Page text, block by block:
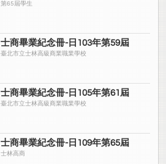
第65屆學生
士商畢業紀念冊-日103年第59屆
臺北市立士林高級商業職業學校
士商畢業紀念冊-日105年第61屆
臺北市立士林高級商業職業學校
士商畢業紀念冊-日109年第65屆
士林高商